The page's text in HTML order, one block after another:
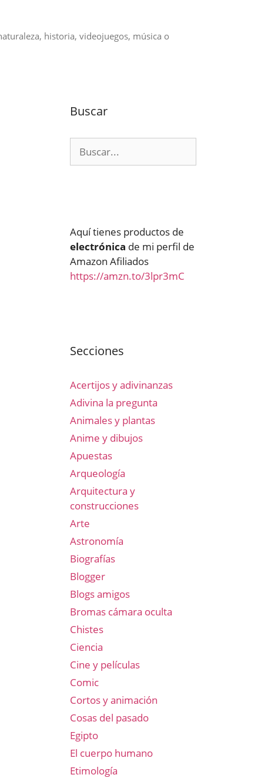
historia, videojuegos, música o
Buscar
Aquí tienes productos de
electrónica de mi perfil de
Amazon Afiliados
https://amzn.to/3lpr3mC
Secciones
Acertijos y adivinanzas
Adivina la pregunta
Animales y plantas
Anime y dibujos
Apuestas
Arqueología
Arquitectura y
construcciones
Arte
Astronomía
Biografías
Blogger
Blogs amigos
Bromas cámara oculta
Chistes
Ciencia
Cine y películas
Comic
Cortos y animación
Cosas del pasado
Egipto
El cuerpo humano
Etimología